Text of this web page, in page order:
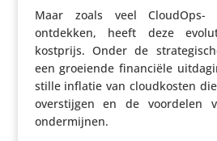
Maar zoals veel CloudOps-
ontdekken, heeft deze
kostprijs. Onder de
een groeiende finan­ciële
stille inflatie van cloud­kosten
over­stijgen en de voordelen
ondermijnen.